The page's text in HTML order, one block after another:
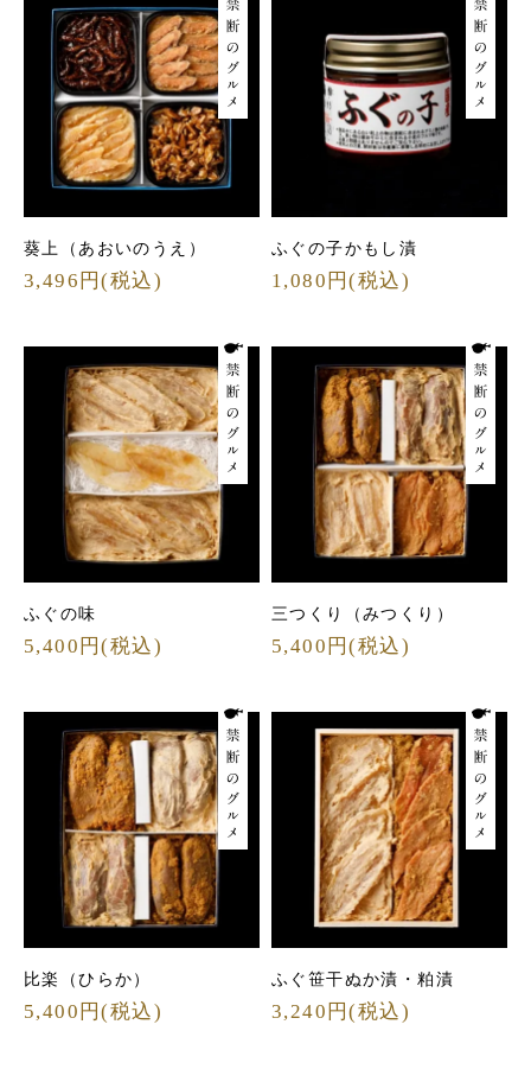
葵上（あおいのうえ）
3,496円(税込)
ふぐの子かもし漬
1,080円(税込)
ふぐの味
5,400円(税込)
三つくり（みつくり）
5,400円(税込)
比楽（ひらか）
5,400円(税込)
ふぐ笹干ぬか漬・粕漬
3,240円(税込)